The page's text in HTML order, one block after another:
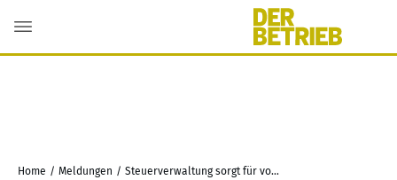
Home / Meldungen / Steuerverwaltung sorgt für vorläufige Umsetzung des Zinsurteils